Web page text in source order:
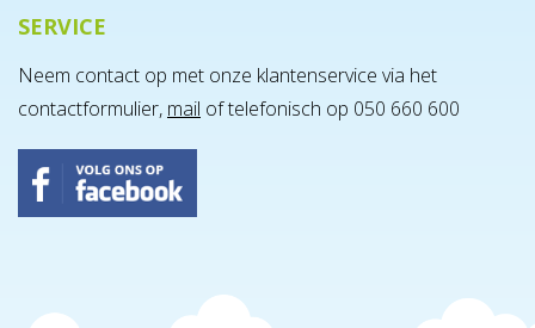
SERVICE
Neem contact op met onze klantenservice via het
contactformulier, mail of telefonisch op 050 660 600